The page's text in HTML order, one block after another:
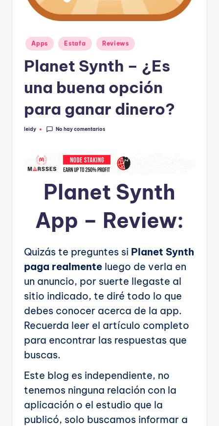
Publicado
en
Apps Estafa Reviews
Planet Synth – ¿Es
una buena opción
para ganar dinero?
Publicado
leidy No hay comentarios
Planet Synth
App – Review:
Quizás te preguntes si Planet Synth
paga realmente luego de verla en
un anuncio, por suerte llegaste al
sitio indicado, te diré todo lo que
debes conocer acerca de la app.
Recuerda leer el artículo completo
para encontrar las respuestas que
buscas.
Este blog es independiente, no
tenemos ninguna relación con la
aplicación o el estudio que la
publicó, solo buscamos informar a